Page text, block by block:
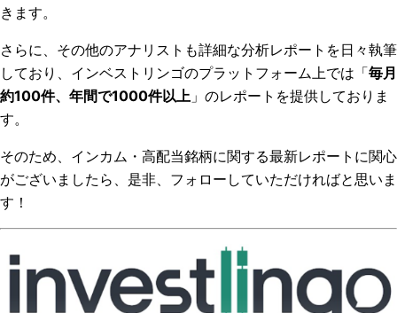
きます。
さらに、その他のアナリストも詳細な分析レポートを日々執筆
しており、インベストリンゴのプラットフォーム上では「毎月
約100件、年間で1000件以上 」のレポートを提供しておりま
す。
そのため、インカム・高配当銘柄に関する最新レポートに関心
がございましたら、是非、フォローしていただければと思いま
す！